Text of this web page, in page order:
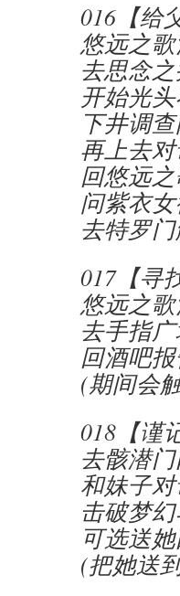
016【给
悠远之
去思念
开始光
下井调
再上去
回悠远
问紫衣
去特罗
017【寻
悠远之
去手指
回酒吧
(期间会
018【谨
去骸潜
和妹子
击破梦
可选送
(把她送